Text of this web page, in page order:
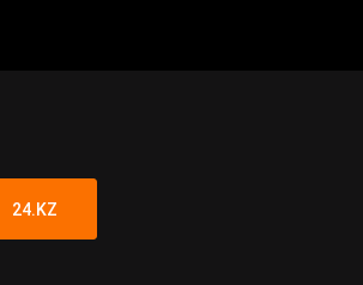
24.KZ